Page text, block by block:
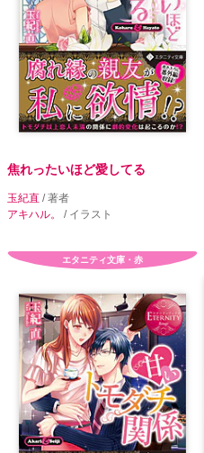
焦れったいほど愛してる
玉紀直 / 著者
アキハル。 / イラスト
エタニティ文庫・赤